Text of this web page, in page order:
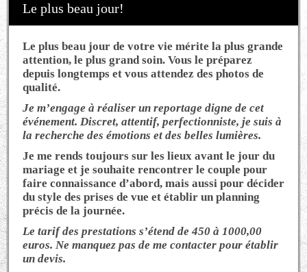
Le plus beau jour!
Le plus beau jour de votre vie mérite la plus grande
attention, le plus grand soin. Vous le préparez
depuis longtemps et vous attendez des photos de
qualité.
Je m’engage à réaliser un reportage digne de cet
événement. Discret, attentif, perfectionniste, je suis à
la recherche des émotions et des belles lumières.
Je me rends toujours sur les lieux avant le jour du
mariage et je souhaite rencontrer le couple pour
faire connaissance d’abord, mais aussi pour décider
du style des prises de vue et établir un planning
précis de la journée.
Le tarif des prestations s’étend de 450 à 1000,00
euros. Ne manquez pas de me contacter pour établir
un devis.